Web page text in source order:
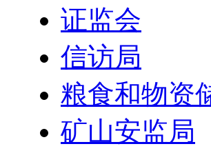
证监会
信访局
粮食和物资
矿山安监局